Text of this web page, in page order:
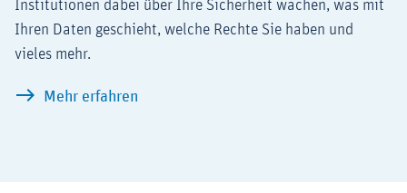
Institutionen dabei über Ihre Sicherheit wachen, was mit
Ihren Daten geschieht, welche Rechte Sie haben und
vieles mehr.
Mehr erfahren